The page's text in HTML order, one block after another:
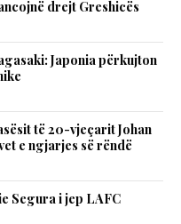
drejt Greshicës
Japonia përkujton
të 20-vjeçarit Johan
e ngjarjes së rëndë
Segura i jep LAFC